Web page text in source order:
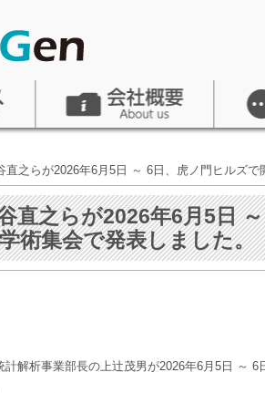
直之らが2026年6月5日 ～ 6日、虎ノ門ヒルズ
直之らが2026年6月5日
術集会で発表しました。
計解析事業部長の上辻󠄀茂男が2026年6月5日 ～